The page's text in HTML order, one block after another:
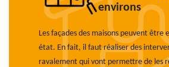
environs
Les façades des maisons peuvent être
état. En fait, il faut réaliser des
ravalement qui vont permettre de les